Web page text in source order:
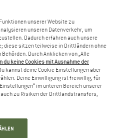
EU36-38
Größentabelle
Lieferzeit: 2-4
Menge:
unserer Website zu
unseren Datenverkehr, um
Dadurch erfahren auch unsere
diese sitzen teilweise in Drittländern ohne
Durch Anklicken von „Alle
du keine Cookies mit Ausnahme der
Du kannst deine Cookie Einstellungen aber
Deine Einwilligung ist freiwillig, für
im unteren Bereich unserer
zu Risiken der Drittlandstransfers,